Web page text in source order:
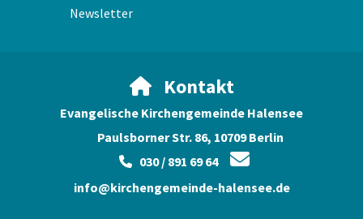
Newsletter
Kontakt
Evangelische Kirchengemeinde Halensee
Paulsborner Str. 86, 10709 Berlin
030 / 891 69 64 
info@kirchengemeinde-halensee.de